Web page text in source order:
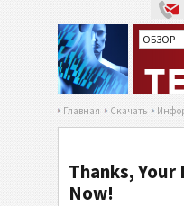
Главная Скачать
Thanks,
Now!